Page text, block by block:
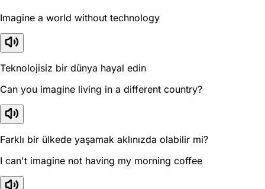
Imagine a world without technology
Teknolojisiz bir dünya hayal edin
Can you imagine living in a different country?
Farklı bir ülkede yaşamak aklınızda olabilir mi?
I can't imagine not having my morning coffee